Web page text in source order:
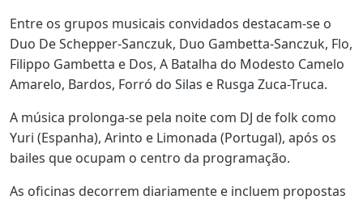
Entre os grupos musicais convidados destacam-se o
Duo De Schepper-Sanczuk, Duo Gambetta-Sanczuk, Flo,
Filippo Gambetta e Dos, A Batalha do Modesto Camelo
Amarelo, Bardos, Forró do Silas e Rusga Zuca-Truca.
A música prolonga-se pela noite com DJ de folk como
Yuri (Espanha), Arinto e Limonada (Portugal), após os
bailes que ocupam o centro da programação.
As oficinas decorrem diariamente e incluem propostas